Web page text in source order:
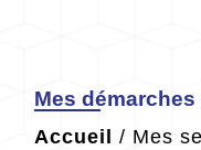
Mes
Accueil / Mes